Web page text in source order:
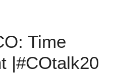
Time
|#COtalk20